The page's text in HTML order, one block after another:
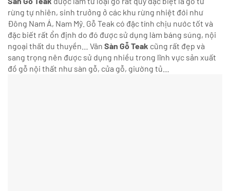
rừng tự nhiên, sinh trưởng ở các khu rừng nhiệt đới như
Đông Nam Á, Nam Mỹ. Gỗ Teak có đặc tính chịu nước tốt và
đặc biết rất ổn định do đó được sử dụng làm báng súng, nội
ngoại thất du thuyền… Vân Sàn Gỗ Teak cũng rất đẹp và
sang trọng nên được sử dụng nhiều trong lĩnh vực sản xuất
đồ gỗ nội thất như sàn gỗ, cửa gỗ, giường tủ…